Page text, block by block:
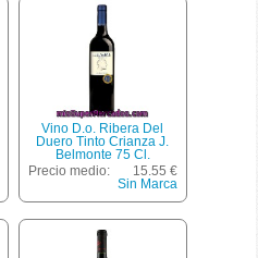
Vino D.o. Ribera Del
Duero Tinto Crianza J.
Belmonte 75 Cl.
Precio medio:
15.55 €
Sin Marca